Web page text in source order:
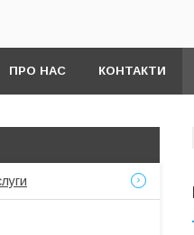
ПРО НАС КОНТАКТИ